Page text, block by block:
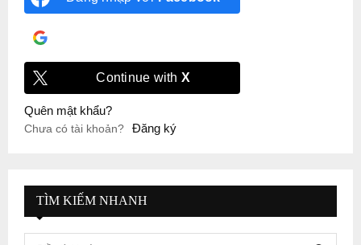
Continue with X
Quên mật khẩu?
Chưa có tài khoản? Đăng ký
TÌM KIẾM NHANH